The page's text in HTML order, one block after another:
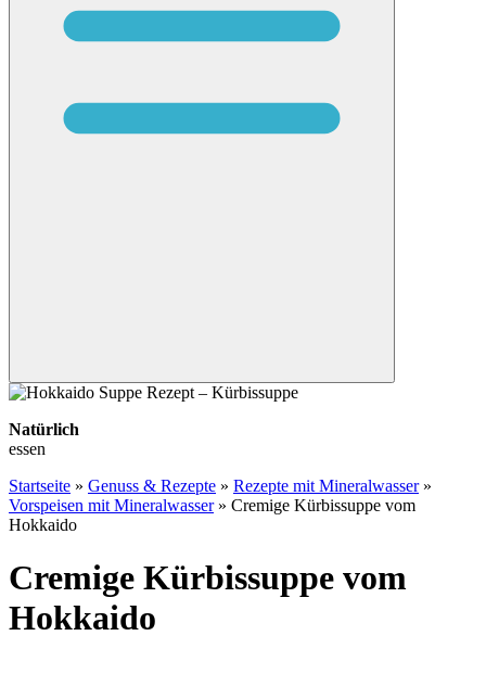
Natürlich
essen
Startseite » Genuss & Rezepte » Rezepte mit Mineralwasser»
Vorspeisen mit Mineralwasser» Cremige Kürbissuppe vom
Hokkaido
Cremige Kürbissuppe vom
Hokkaido